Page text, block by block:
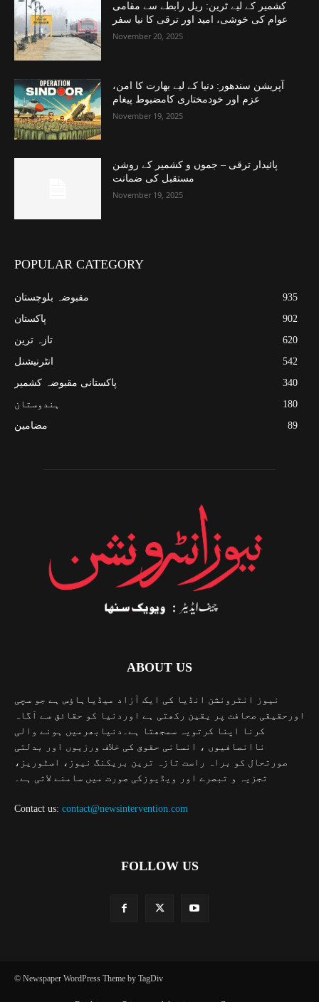
کشمیر کے لیے ٹرین: ریل رابطے سے مقامی
عوام کی خوشی، امید اور ترقی کا نیا سفر
November 20, 2025
آپریشن سندھور: دنیا کے لیے بھارت کا امن،
عزم اور خودمختاری کامضبوط پیغام
November 19, 2025
پائیدار ترقی – جموں و کشمیر کے روشن
مستقبل کی ضمانت
November 19, 2025
POPULAR CATEGORY
مقبوضہ بلوچستان
935
پاکستان
902
تازہ ترین
620
انٹرنیشنل
542
پاکستانی مقبوضہ کشمیر
340
ہندوستان
180
مضامین
89
ABOUT US
نیوز انٹرونشن انڈیا کی ایک آزاد میڈیاہاؤس ہے جو سچی
اورحقیقی صحافت پر یقین رکھتی ہے اوردنیا کو حقائق سے آگاہ
کرنا اپنا کرتویہ سمجھتا ہے۔دنیابھرمیں ہونے والی
ناانصافیوں ، انسانی حقوق کی خلاف ورزیوں اور بدلتی
صورتحال کو براہ راست تازہ ترین بریکنگ نیوز، اسٹوریز،
تجزیہ و تبصرے اور ویڈیوزکی صورت میں سامنے لاتی ہے۔
Contact us: contact@newsintervention.com
FOLLOW US
© Newspaper WordPress Theme by TagDiv